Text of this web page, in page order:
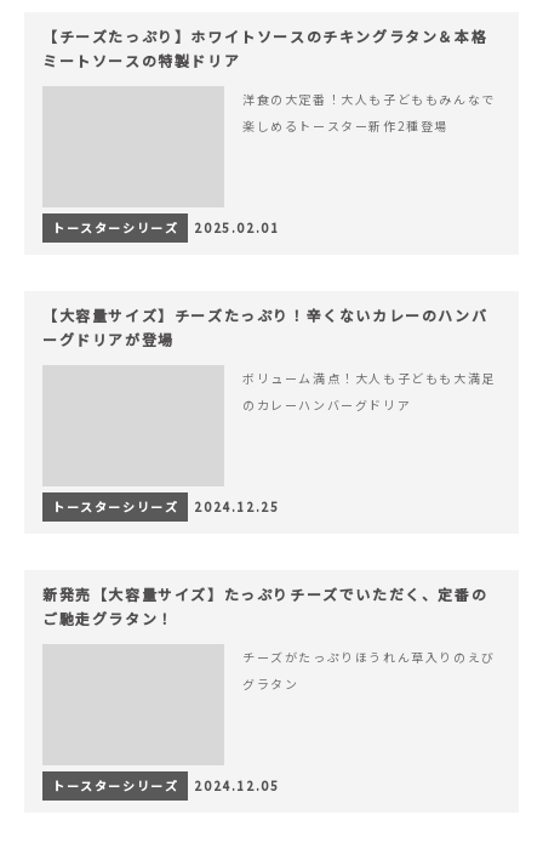
【チーズたっぷり】ホワイトソースのチキングラタン＆本格
ミートソースの特製ドリア
洋食の大定番！大人も子どももみんなで
楽しめるトースター新作2種登場
トースターシリーズ 2025.02.01
【大容量サイズ】チーズたっぷり！辛くないカレーのハンバ
ーグドリアが登場
ボリューム満点！大人も子どもも大満足
のカレーハンバーグドリア
トースターシリーズ 2024.12.25
新発売【大容量サイズ】たっぷりチーズでいただく、定番の
ご馳走グラタン！
チーズがたっぷりほうれん草入りのえび
グラタン
トースターシリーズ 2024.12.05